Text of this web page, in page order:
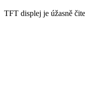
TFT displej je úžasně